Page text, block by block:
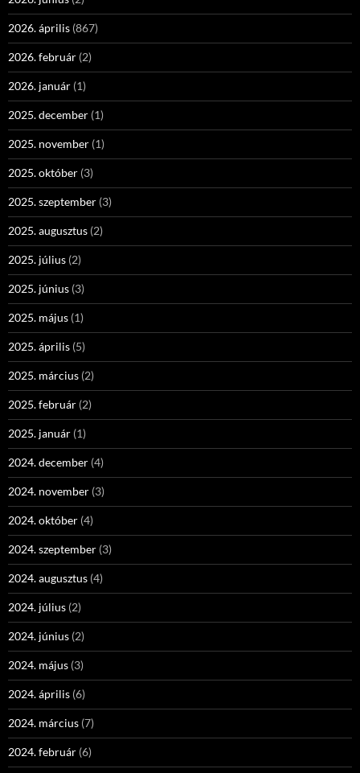
2026. április (867)
2026. február (2)
2026. január (1)
2025. december (1)
2025. november (1)
2025. október (3)
2025. szeptember (3)
2025. augusztus (2)
2025. július (2)
2025. június (3)
2025. május (1)
2025. április (5)
2025. március (2)
2025. február (2)
2025. január (1)
2024. december (4)
2024. november (3)
2024. október (4)
2024. szeptember (3)
2024. augusztus (4)
2024. július (2)
2024. június (2)
2024. május (3)
2024. április (6)
2024. március (7)
2024. február (6)